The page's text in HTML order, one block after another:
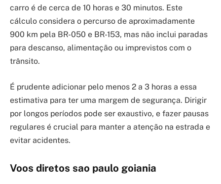
carro é de cerca de 10 horas e 30 minutos. Este
cálculo considera o percurso de aproximadamente
900 km pela BR-050 e BR-153, mas não inclui paradas
para descanso, alimentação ou imprevistos com o
trânsito.
É prudente adicionar pelo menos 2 a 3 horas a essa
estimativa para ter uma margem de segurança. Dirigir
por longos períodos pode ser exaustivo, e fazer pausas
regulares é crucial para manter a atenção na estrada e
evitar acidentes.
Voos diretos sao paulo goiania